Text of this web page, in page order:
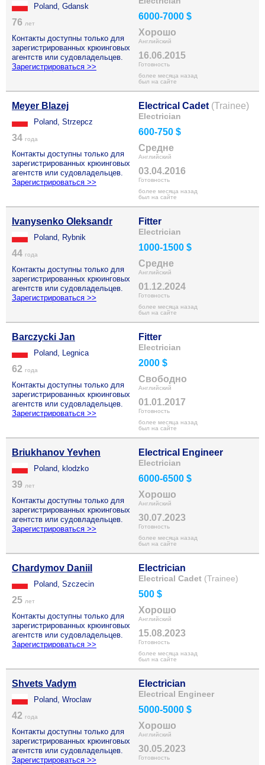
Poland, Gdansk
76 лет
Контакты доступны только для
зарегистрированных крюинговых
агентств или судовладельцев.
Зарегистрироваться >>
6000-7000 $
Хорошо
Английский
16.06.2015
Готовность
более месяца назад
был на сайте
Meyer Blazej
Poland, Strzepcz
34 года
Контакты доступны только для
зарегистрированных крюинговых
агентств или судовладельцев.
Зарегистрироваться >>
Electrical Cadet (Trainee)
Electrician
600-750 $
Средне
Английский
03.04.2016
Готовность
более месяца назад
был на сайте
Ivanysenko Oleksandr
Poland, Rybnik
44 года
Контакты доступны только для
зарегистрированных крюинговых
агентств или судовладельцев.
Зарегистрироваться >>
Fitter
Electrician
1000-1500 $
Средне
Английский
01.12.2024
Готовность
более месяца назад
был на сайте
Barczycki Jan
Poland, Legnica
62 года
Контакты доступны только для
зарегистрированных крюинговых
агентств или судовладельцев.
Зарегистрироваться >>
Fitter
Electrician
2000 $
Свободно
Английский
01.01.2017
Готовность
более месяца назад
был на сайте
Briukhanov Yevhen
Poland, klodzko
39 лет
Контакты доступны только для
зарегистрированных крюинговых
агентств или судовладельцев.
Зарегистрироваться >>
Electrical Engineer
Electrician
6000-6500 $
Хорошо
Английский
30.07.2023
Готовность
более месяца назад
был на сайте
Chardymov Daniil
Poland, Szczecin
25 лет
Контакты доступны только для
зарегистрированных крюинговых
агентств или судовладельцев.
Зарегистрироваться >>
Electrician
Electrical Cadet (Trainee)
500 $
Хорошо
Английский
15.08.2023
Готовность
более месяца назад
был на сайте
Shvets Vadym
Poland, Wroclaw
42 года
Контакты доступны только для
зарегистрированных крюинговых
агентств или судовладельцев.
Зарегистрироваться >>
Electrician
Electrical Engineer
5000-5000 $
Хорошо
Английский
30.05.2023
Готовность